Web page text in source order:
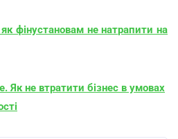
фінустановам не натрапити на
Як не втратити бізнес в умовах